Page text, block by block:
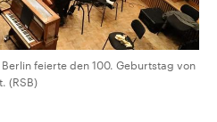
feierte den 100. Geburtstag von
(RSB)